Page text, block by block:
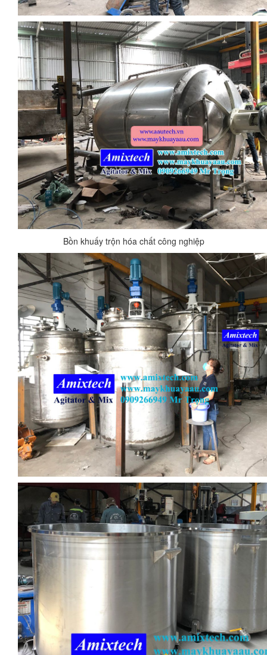
Bồn khuấy trộn hóa chất công nghiệp